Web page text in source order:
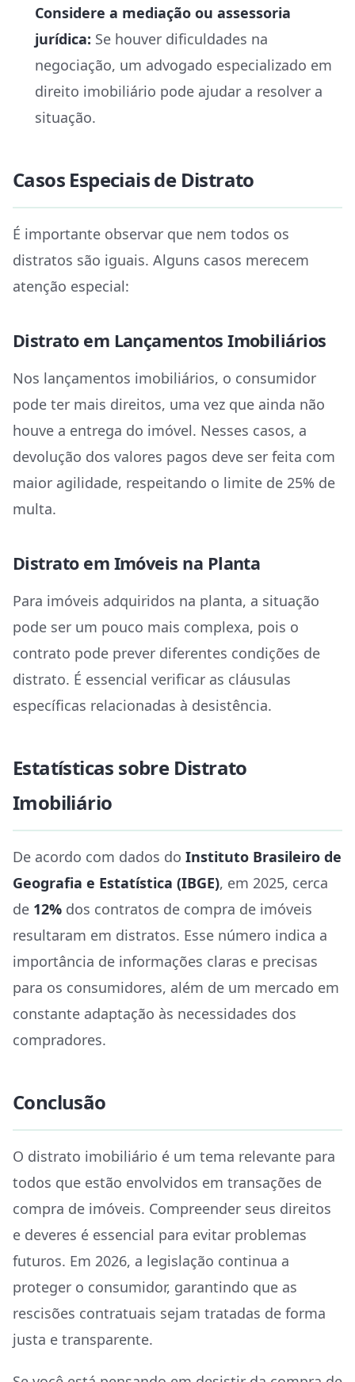
Considere a mediação ou assessoria
jurídica: Se houver dificuldades na
negociação, um advogado especializado em
direito imobiliário pode ajudar a resolver a
situação.
Casos Especiais de Distrato
É importante observar que nem todos os
distratos são iguais. Alguns casos merecem
atenção especial:
Distrato em Lançamentos Imobiliários
Nos lançamentos imobiliários, o consumidor
pode ter mais direitos, uma vez que ainda não
houve a entrega do imóvel. Nesses casos, a
devolução dos valores pagos deve ser feita com
maior agilidade, respeitando o limite de 25% de
multa.
Distrato em Imóveis na Planta
Para imóveis adquiridos na planta, a situação
pode ser um pouco mais complexa, pois o
contrato pode prever diferentes condições de
distrato. É essencial verificar as cláusulas
específicas relacionadas à desistência.
Estatísticas sobre Distrato
Imobiliário
De acordo com dados do Instituto Brasileiro de
Geografia e Estatística (IBGE), em 2025, cerca
de 12% dos contratos de compra de imóveis
resultaram em distratos. Esse número indica a
importância de informações claras e precisas
para os consumidores, além de um mercado em
constante adaptação às necessidades dos
compradores.
Conclusão
O distrato imobiliário é um tema relevante para
todos que estão envolvidos em transações de
compra de imóveis. Compreender seus direitos
e deveres é essencial para evitar problemas
futuros. Em 2026, a legislação continua a
proteger o consumidor, garantindo que as
rescisões contratuais sejam tratadas de forma
justa e transparente.